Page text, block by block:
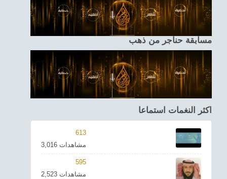
مسابقة حناجر من ذهب
اكثر النغمات استماعا
613
3,016 مشاهدات
595
2,523 مشاهدات